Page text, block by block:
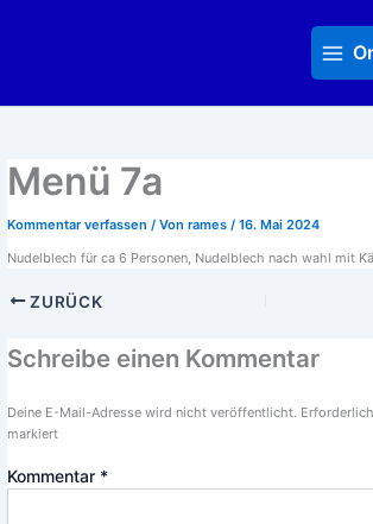
Menu
Menü 7a
Kommentar verfassen / Von rames / 16. Mai 2024
Nudelblech für ca 6 Personen, Nudelblech nach wahl mit
ZURÜCK
Schreibe einen Kommentar
Deine E-Mail-Adresse wird nicht veröffentlicht.
markiert
Kommentar *